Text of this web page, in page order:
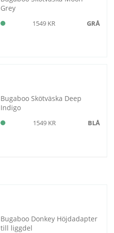
Grey
1549 KR GRÅ
Bugaboo Skötväska Deep
Indigo
1549 KR BLÅ
Bugaboo Donkey Höjdadapter
till liggdel